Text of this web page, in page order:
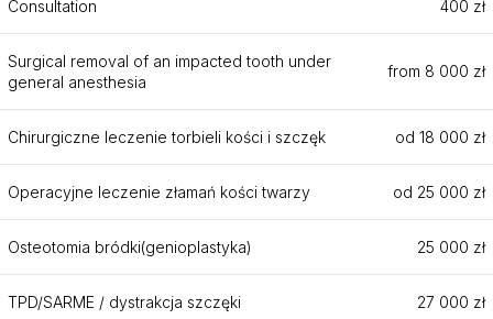
Consultation 400 zł
Surgical removal of an impacted tooth under
general anesthesia
from 8 000 zł
Chirurgiczne leczenie torbieli kości i szczęk od 18 000 zł
Operacyjne leczenie złamań kości twarzy od 25 000 zł
Osteotomia bródki(genioplastyka) 25 000 zł
TPD/SARME / dystrakcja szczęki 27 000 zł